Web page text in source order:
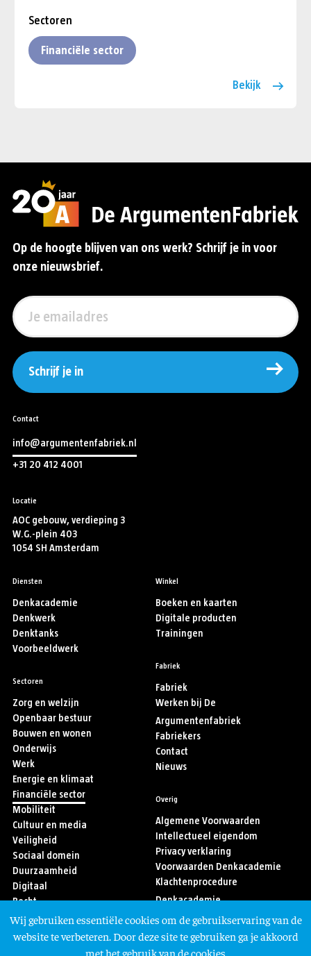
Sectoren
Financiële sector
Bekijk
Op de hoogte blijven van ons werk? Schrijf je in voor
onze nieuwsbrief.
Schrijf je in
Contact
info@argumentenfabriek.nl
+31 20 412 4001
Locatie
AOC gebouw, verdieping 3
W.G.-plein 403
1054 SH Amsterdam
Diensten
Denkacademie
Denkwerk
Denktanks
Voorbeeldwerk
Sectoren
Zorg en welzijn
Openbaar bestuur
Bouwen en wonen
Onderwijs
Werk
Energie en klimaat
Financiële sector
Mobiliteit
Cultuur en media
Veiligheid
Sociaal domein
Duurzaamheid
Digitaal
Recht
Sport
Asiel en migratie
Winkel
Boeken en kaarten
Digitale producten
Trainingen
Fabriek
Fabriek
Werken bij De
Argumentenfabriek
Fabriekers
Contact
Nieuws
Overig
Algemene Voorwaarden
Intellectueel eigendom
Privacy verklaring
Voorwaarden Denkacademie
Klachtenprocedure
Denkacademie
Volg ons
Wij gebruiken essentiële cookies om de gebruikservaring van de
website te verbeteren. Door deze site te gebruiken ga je akkoord
met het gebruik van de cookies